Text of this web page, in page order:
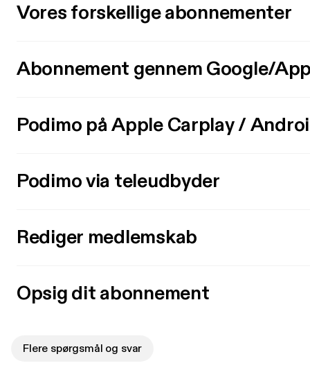
Vores forskellige abonnementer
Abonnement gennem Google/
Podimo på Apple Carplay /
Podimo via teleudbyder
Rediger medlemskab
Opsig dit abonnement
Flere spørgsmål og svar